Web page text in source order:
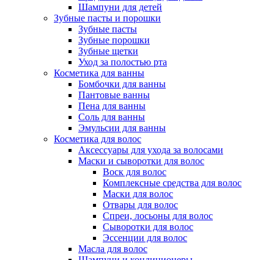
Шампуни для детей
Зубные пасты и порошки
Зубные пасты
Зубные порошки
Зубные щетки
Уход за полостью рта
Косметика для ванны
Бомбочки для ванны
Пантовые ванны
Пена для ванны
Соль для ванны
Эмульсии для ванны
Косметика для волос
Аксессуары для ухода за волосами
Маски и сыворотки для волос
Воск для волос
Комплексные средства для волос
Маски для волос
Отвары для волос
Спреи, лосьоны для волос
Сыворотки для волос
Эссенции для волос
Масла для волос